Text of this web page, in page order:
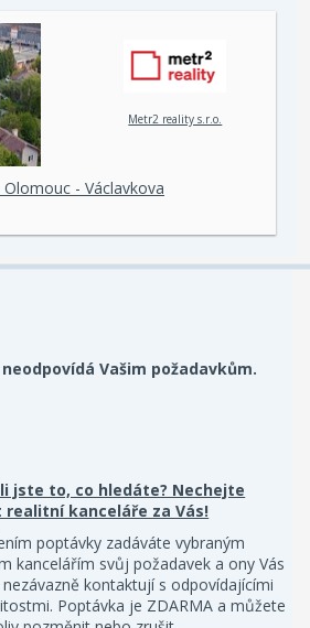
Metr2 reality s.r.o.
- Václavkova
Vašim požadavkům.
jste to, co hledáte? Nechejte
realitní kanceláře za Vás!
poptávky zadáváte vybraným
kancelářím svůj požadavek a ony Vás
kontaktují s odpovídajícími
Poptávka je ZDARMA a můžete